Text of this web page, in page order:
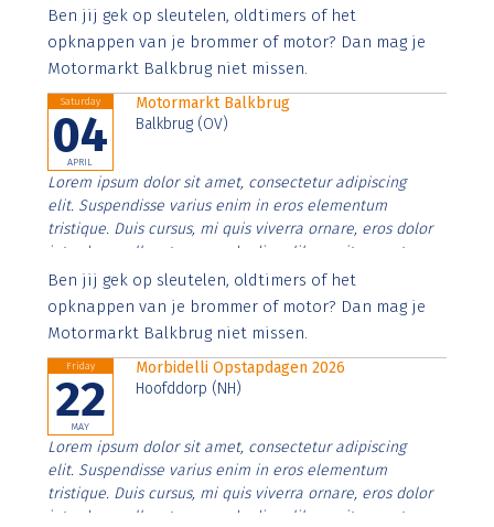
Aenean faucibus nibh et justo cursus id rutrum lorem
imperdiet. Nunc ut sem vitae risus tristique posuere.
Ben jij gek op sleutelen, oldtimers of het
opknappen van je brommer of motor? Dan mag je
Motormarkt Balkbrug niet missen.
Saturday
04
APRIL
Motormarkt Balkbrug
Balkbrug (OV)
Lorem ipsum dolor sit amet, consectetur adipiscing
elit. Suspendisse varius enim in eros elementum
tristique. Duis cursus, mi quis viverra ornare, eros dolor
interdum nulla, ut commodo diam libero vitae erat.
Aenean faucibus nibh et justo cursus id rutrum lorem
imperdiet. Nunc ut sem vitae risus tristique posuere.
Ben jij gek op sleutelen, oldtimers of het
opknappen van je brommer of motor? Dan mag je
Motormarkt Balkbrug niet missen.
Friday
22
MAY
Morbidelli Opstapdagen 2026
Hoofddorp (NH)
Lorem ipsum dolor sit amet, consectetur adipiscing
elit. Suspendisse varius enim in eros elementum
tristique. Duis cursus, mi quis viverra ornare, eros dolor
interdum nulla, ut commodo diam libero vitae erat.